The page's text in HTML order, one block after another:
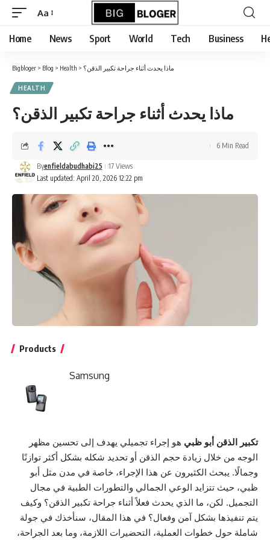
content
Font
Resizer
Aa
Home News Sport World Tech Business
Bigbloger > Blog > Health > ماذا يحدث أثناء جراحة تكبير الذقن؟
HEALTH
ماذا يحدث أثناء جراحة تكبير الذقن؟
Last updated: April 20, 2026 12:22 pm
Byenfieldabudhabi25 17 Views
6 Min Read
Products
Samsung
تكبير الذقن أبو ظبي هو إجراء تجميلي يهدف إلى تحسين مظهر
الوجه من خلال زيادة حجم الذقن أو تحديد شكله بشكل أكثر توازنًا
وجمالًا. يبحث الكثيرون عن هذا الإجراء، خاصة في مدن مثل أبو
ظبي، حيث تتزايد الوعي الجمالي والتطورات الطبية في مجال
التجميل. لكن، ما الذي يحدث فعلاً أثناء جراحة تكبير الذقن؟ وكيف
يتم تنفيذها بشكل آمن وفعال؟ في هذا المقال، سنأخذك في جولة
شاملة حول خطوات العملية، التحضيرات اللازمة، وما بعد الجراحة،